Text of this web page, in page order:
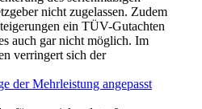
nicht zugelassen. Zudem
ein TÜV-Gutachten
auch gar nicht möglich. Im
verringert sich der
der Mehrleistung angepasst